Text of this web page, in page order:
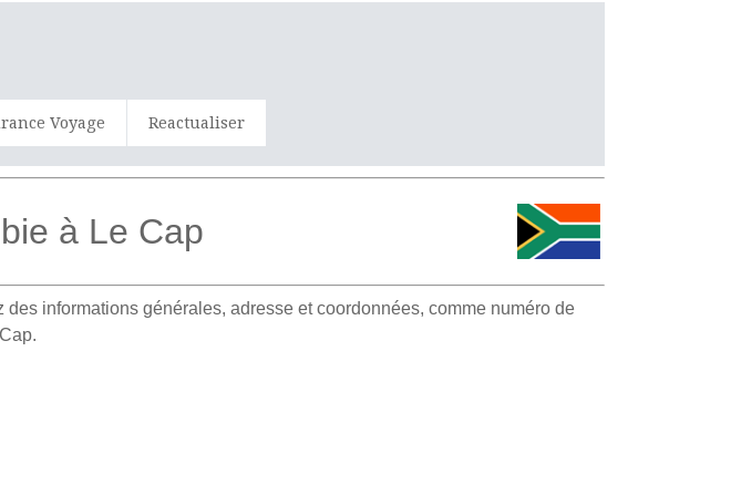
Voyage Reactualiser
à Le Cap
des informations générales, adresse et coordonnées, comme numéro de